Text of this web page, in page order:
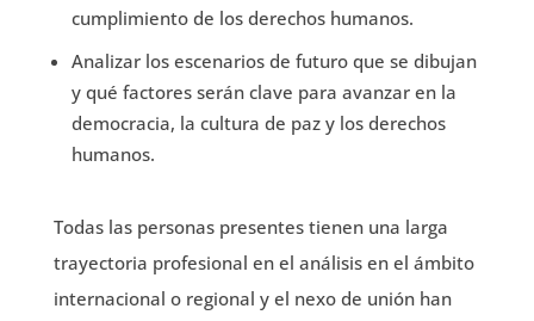
cumplimiento de los derechos humanos.
Analizar los escenarios de futuro que se dibujan
y qué factores serán clave para avanzar en la
democracia, la cultura de paz y los derechos
humanos.
Todas las personas presentes tienen una larga
trayectoria profesional en el análisis en el ámbito
internacional o regional y el nexo de unión han